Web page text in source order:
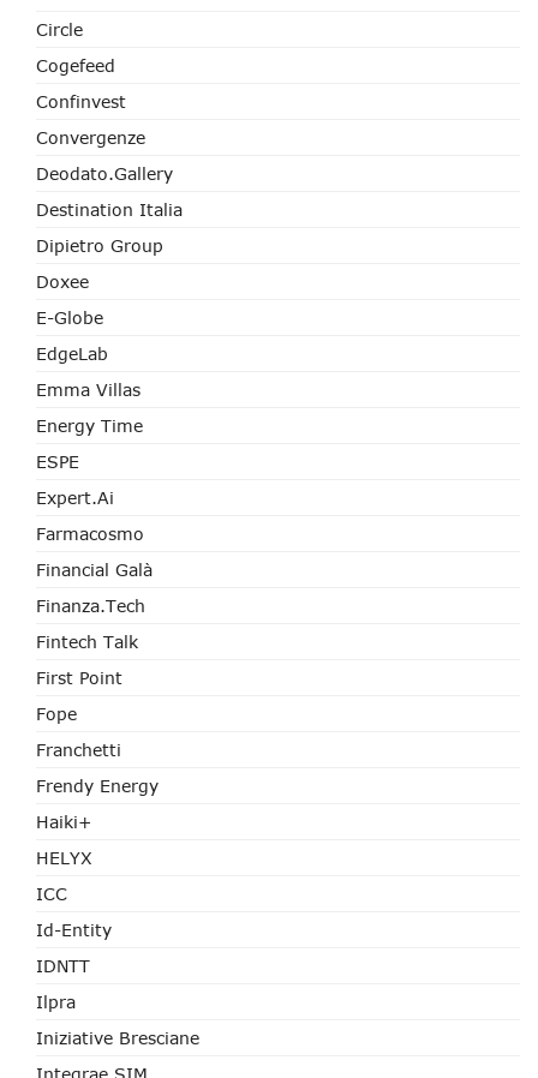
Circle
Cogefeed
Confinvest
Convergenze
Deodato.Gallery
Destination Italia
Dipietro Group
Doxee
E-Globe
EdgeLab
Emma Villas
Energy Time
ESPE
Expert.ai
Farmacosmo
Financial Galà
Finanza.tech
Fintech Talk
First Point
Fope
Franchetti
Frendy Energy
Haiki+
HELYX
ICC
Id-Entity
IDNTT
Ilpra
Iniziative Bresciane
Integrae SIM